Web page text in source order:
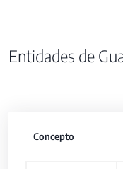
Entidades de
Concepto